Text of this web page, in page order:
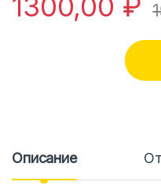
Описание